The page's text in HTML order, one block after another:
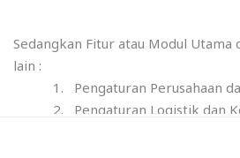
Manajemen Driver 2
Sedangkan Fitur atau Modul Utama
lain :
Pengaturan Perusahaan
Pengaturan Logistik dan